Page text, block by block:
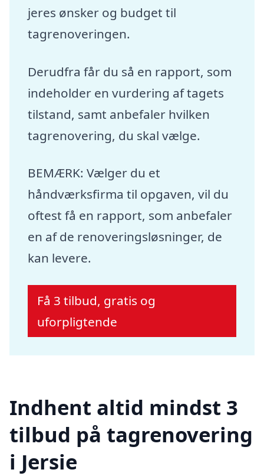
jeres ønsker og budget til
tagrenoveringen.
Derudfra får du så en rapport, som
indeholder en vurdering af tagets
tilstand, samt anbefaler hvilken
tagrenovering, du skal vælge.
BEMÆRK: Vælger du et
håndværksfirma til opgaven, vil du
oftest få en rapport, som anbefaler
en af de renoveringsløsninger, de
kan levere.
Få 3 tilbud, gratis og
uforpligtende
Indhent altid mindst 3
tilbud på tagrenovering
i Jersie